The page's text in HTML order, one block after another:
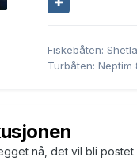
Fiskebåten:
Turbåten: Neptim
nå, det vil bli